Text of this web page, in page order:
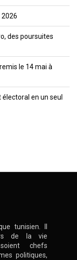
2026
des poursuites
le 14 mai à
en un seul
tunisien. Il
de la vie
chefs
politiques,